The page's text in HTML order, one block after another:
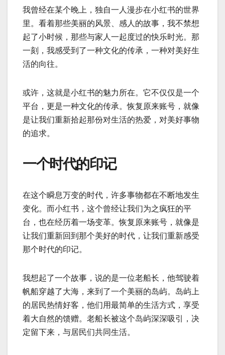
我曾经在某个晚上，独自一人漫步在小红书的世界
里。看着那些美丽的风景、感人的故事，我不禁想
起了小时候，那些与家人一起度过的快乐时光。那
一刻，我感受到了一种文化的传承，一种对美好生
活的向往。
或许，这就是小红书的魅力所在。它不仅仅是一个
平台，更是一种文化的传承。恢复原来账号，就像
是让我们重新拾起那份对生活的热爱，对美好事物
的追求。
一个时代的印记
在这个瞬息万变的时代，许多事物都在不断地发生
变化。而小红书，这个曾经让我们为之疯狂的平
台，也在经历着一场变革。恢复原来账号，就像是
让我们重新回到那个美好的时代，让我们重新感受
那个时代的印记。
我想起了一个故事，说的是一位老船长，他驾驶着
帆船穿越了大海，来到了一个美丽的岛屿。岛屿上
的居民热情好客，他们用最简单的生活方式，享受
着大自然的馈赠。老船长被这个岛屿深深吸引，决
定留下来，与居民们共同生活。